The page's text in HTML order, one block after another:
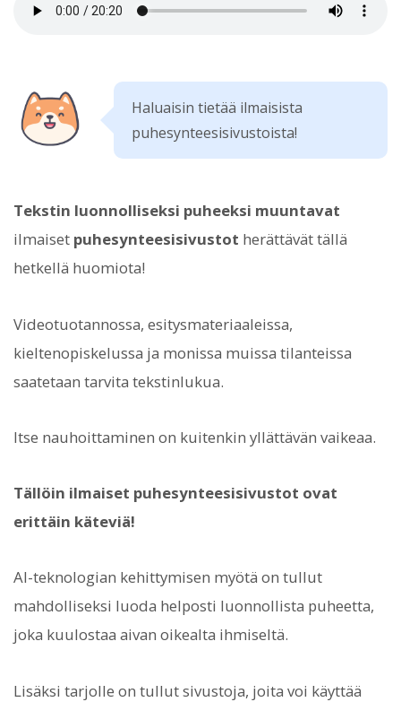
Haluaisin tietää ilmaisista
puhesynteesisivustoista!
Tekstin luonnolliseksi puheeksi muuntavat
ilmaiset puhesynteesisivustot herättävät tällä
hetkellä huomiota!
Videotuotannossa, esitysmateriaaleissa,
kieltenopiskelussa ja monissa muissa tilanteissa
saatetaan tarvita tekstinlukua.
Itse nauhoittaminen on kuitenkin yllättävän vaikeaa.
Tällöin ilmaiset puhesynteesisivustot ovat
erittäin käteviä!
AI-teknologian kehittymisen myötä on tullut
mahdolliseksi luoda helposti luonnollista puheetta,
joka kuulostaa aivan oikealta ihmiseltä.
Lisäksi tarjolle on tullut sivustoja, joita voi käyttää